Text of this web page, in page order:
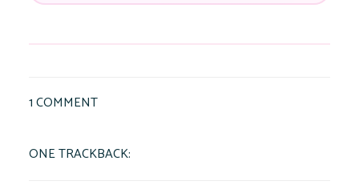
1 COMMENT
ONE TRACKBACK: